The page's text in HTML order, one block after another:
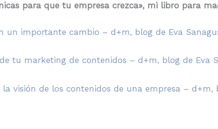
para que tu empresa crezca», mi libro para
un importante cambio – d+m, blog de Eva
tu marketing de contenidos – d+m, blog de Eva
visión de los contenidos de una empresa – d+m,